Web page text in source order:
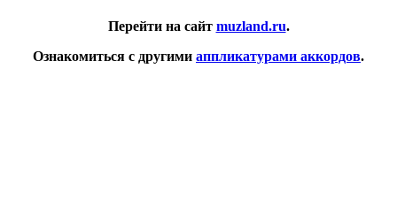
Перейти на сайт muzland.ru.
Ознакомиться с другими аппликатурами аккордов.